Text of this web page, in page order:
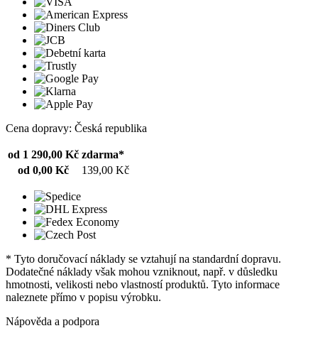
Cena dopravy: Česká republika
od 1 290,00 Kč zdarma*
od 0,00 Kč
139,00 Kč
* Tyto doručovací náklady se vztahují na standardní dopravu.
Dodatečné náklady však mohou vzniknout, např. v důsledku
hmotnosti, velikosti nebo vlastností produktů. Tyto informace
naleznete přímo v popisu výrobku.
Nápověda a podpora